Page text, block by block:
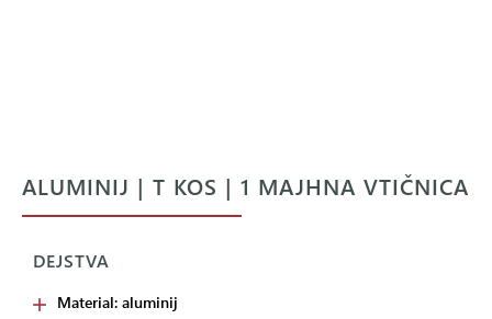
ALUMINIJ | T KOS | 1 MAJHNA VTIČNICA
DEJSTVA
Material: aluminij